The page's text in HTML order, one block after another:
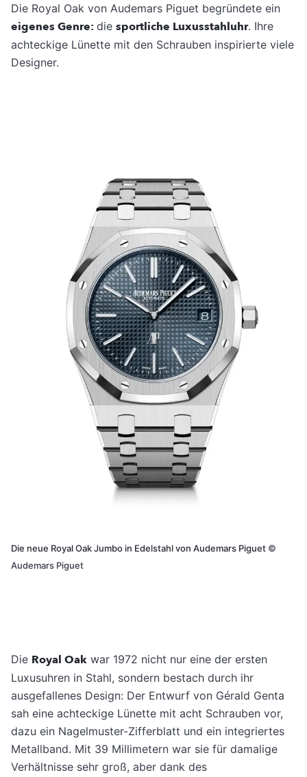
Die Royal Oak von Audemars Piguet begründete ein
eigenes Genre: die sportliche Luxusstahluhr. Ihre
achteckige Lünette mit den Schrauben inspirierte viele
Designer.
Die neue Royal Oak Jumbo in Edelstahl von Audemars Piguet ©
Audemars Piguet
Die Royal Oak war 1972 nicht nur eine der ersten
Luxusuhren in Stahl, sondern bestach durch ihr
ausgefallenes Design: Der Entwurf von Gérald Genta
sah eine achteckige Lünette mit acht Schrauben vor,
dazu ein Nagelmuster-Zifferblatt und ein integriertes
Metallband. Mit 39 Millimetern war sie für damalige
Verhältnisse sehr groß, aber dank des